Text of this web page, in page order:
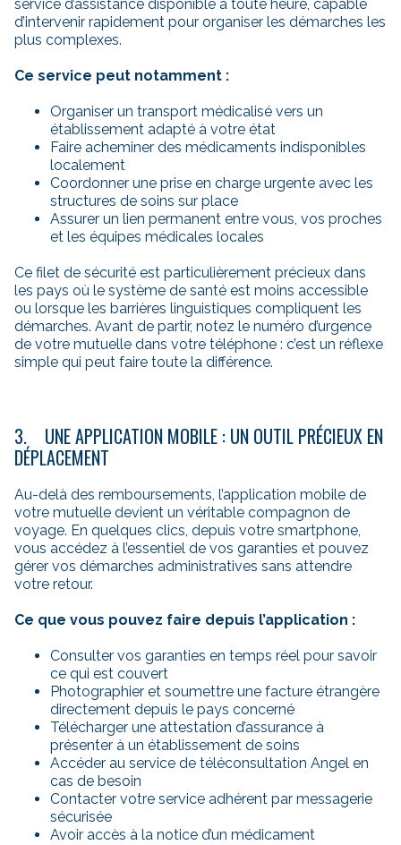
service d’assistance disponible à toute heure, capable
d’intervenir rapidement pour organiser les démarches les
plus complexes.
Ce service peut notamment :
Organiser un transport médicalisé vers un
établissement adapté à votre état
Faire acheminer des médicaments indisponibles
localement
Coordonner une prise en charge urgente avec les
structures de soins sur place
Assurer un lien permanent entre vous, vos proches
et les équipes médicales locales
Ce filet de sécurité est particulièrement précieux dans
les pays où le système de santé est moins accessible
ou lorsque les barrières linguistiques compliquent les
démarches. Avant de partir, notez le numéro d’urgence
de votre mutuelle dans votre téléphone : c’est un réflexe
simple qui peut faire toute la différence.
3. UNE APPLICATION MOBILE : UN OUTIL PRÉCIEUX EN
DÉPLACEMENT
Au-delà des remboursements, l’application mobile de
votre mutuelle devient un véritable compagnon de
voyage. En quelques clics, depuis votre smartphone,
vous accédez à l’essentiel de vos garanties et pouvez
gérer vos démarches administratives sans attendre
votre retour.
Ce que vous pouvez faire depuis l’application :
Consulter vos garanties en temps réel pour savoir
ce qui est couvert
Photographier et soumettre une facture étrangère
directement depuis le pays concerné
Télécharger une attestation d’assurance à
présenter à un établissement de soins
Accéder au service de téléconsultation Angel en
cas de besoin
Contacter votre service adhérent par messagerie
sécurisée
Avoir accès à la notice d’un médicament